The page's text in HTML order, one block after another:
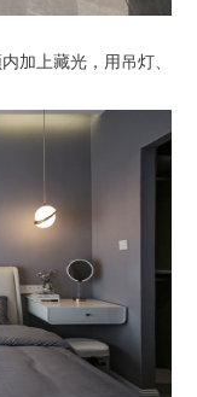
加上藏光，用吊灯、